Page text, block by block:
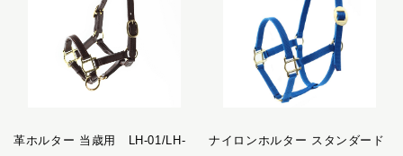
革ホルター 当歳用 LH-01/LH-
ナイロンホルター スタンダード